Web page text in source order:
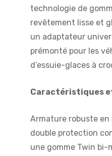
technologie de
revêtement lisse et
un adaptateur
prémonté pour les
d’essuie-glaces à
Caractéristiques
Armature robuste en
double protection
une gomme Twin bi-